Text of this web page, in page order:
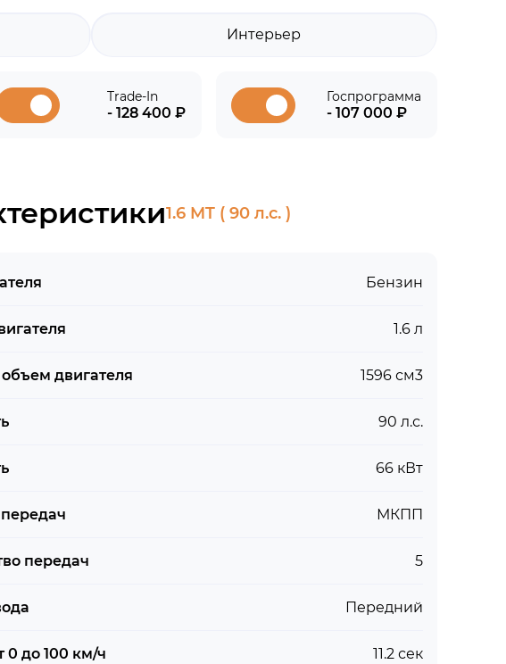
Интерьер
Trade-In
- 128 400 ₽
Госпрограмма
- 107 000 ₽
1.6 MT ( 90 л.с. )
Бензин
1.6 л
двигателя 1596 см3
90 л.с.
66 кВт
МКПП
передач 5
Передний
0 до 100 км/ч 11.2 сек